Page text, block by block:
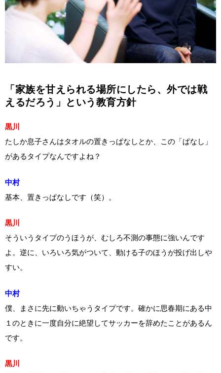
「家族を甘えられる場所にしたら、外では戦
えるだろう」という教育方針
黒川
たしか息子さんはタオルの置きっぱなしとか、この「ぱなし」
があるタイプなんですよね？
中村
基本、置きっぱなしです（笑）。
黒川
そういうタイプのうほうが、むしろ不測の事態に強いんです
よ。逆に、いろいろ気がついて、動ける子のほうが投げ出しや
すい。
中村
僕、まさに先に動いちゃうタイプです。確かに思春期にある中
１のときに一度自分に絶望してサッカーを辞めたことがあるん
です。
黒川